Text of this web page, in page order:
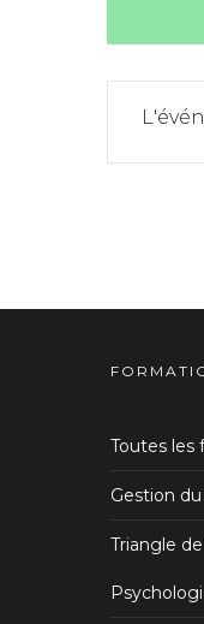
Toutes les
Gestion
Triangle